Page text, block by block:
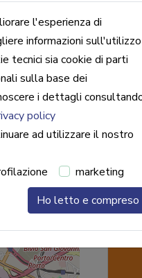
l'esperienza di
informazioni sull'utilizzo
tecnici sia cookie di parti
sulla base dei
i dettagli
policy
ad utilizzare il nostro
marketing
Ho letto e compreso